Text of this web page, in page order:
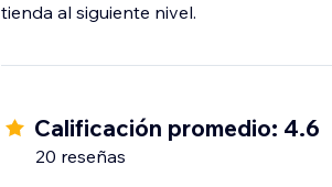
tienda al siguiente nivel.
Calificación promedio: 4.6
20 reseñas